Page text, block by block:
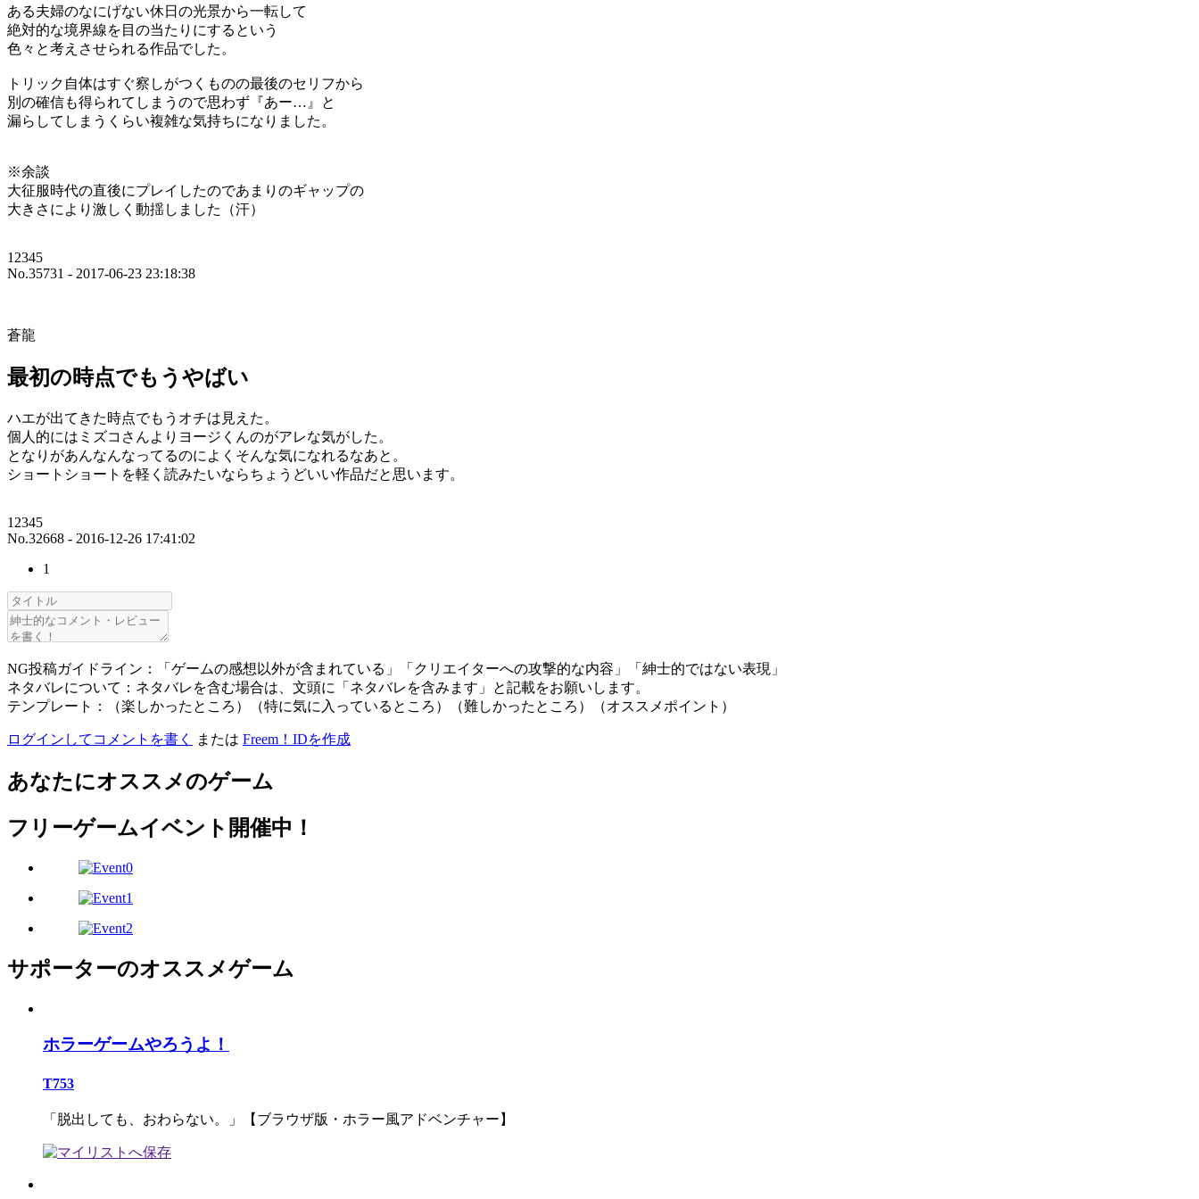
ある夫婦のなにげない休日の光景から一転して
絶対的な境界線を目の当たりにするという
色々と考えさせられる作品でした。
トリック自体はすぐ察しがつくものの最後のセリフから
別の確信も得られてしまうので思わず『あー…』と
漏らしてしまうくらい複雑な気持ちになりました。
※余談
大征服時代の直後にプレイしたのであまりのギャップの
大きさにより激しく動揺しました（汗）
12345
No.35731 - 2017-06-23 23:18:38
蒼龍
最初の時点でもうやばい
ハエが出てきた時点でもうオチは見えた。
個人的にはミズコさんよりヨージくんのがアレな気がした。
となりがあんなんなってるのによくそんな気になれるなあと。
ショートショートを軽く読みたいならちょうどいい作品だと思います。
12345
No.32668 - 2016-12-26 17:41:02
1
NG投稿ガイドライン：「ゲームの感想以外が含まれている」「クリエイターへの攻撃的な内容」「紳士的ではない表現」
ネタバレについて：ネタバレを含む場合は、文頭に「ネタバレを含みます」と記載をお願いします。
テンプレート：（楽しかったところ）（特に気に入っているところ）（難しかったところ）（オススメポイント）
ログインしてコメントを書く または Freem！IDを作成
あなたにオススメのゲーム
フリーゲームイベント開催中！
サポーターのオススメゲーム
ホラーゲームやろうよ！
T753
「脱出しても、おわらない。」【ブラウザ版・ホラー風アドベンチャー】